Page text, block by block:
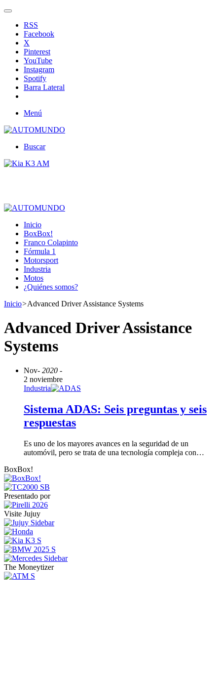
RSS
Facebook
X
Pinterest
YouTube
Instagram
Spotify
Barra Lateral
Menú
Buscar
Inicio
BoxBox!
Franco Colapinto
Fórmula 1
Motorsport
Industria
Motos
¿Quiénes somos?
Inicio>Advanced Driver Assistance Systems
Advanced Driver Assistance
Systems
Nov- 2020 -
2 noviembre
Industria
Sistema ADAS: Seis preguntas y seis
respuestas
Es uno de los mayores avances en la seguridad de un
automóvil, pero se trata de una tecnología compleja con…
BoxBox!
Presentado por
Visite Jujuy
The Moneytizer